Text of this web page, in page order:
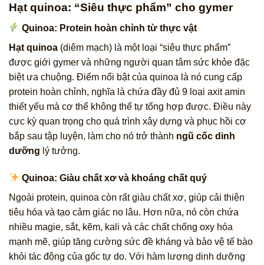
Hạt quinoa: “Siêu thực phẩm” cho gymer
Quinoa: Protein hoàn chỉnh từ thực vật
Hạt quinoa (diêm mạch) là một loại “siêu thực phẩm”
được giới gymer và những người quan tâm sức khỏe đặc
biệt ưa chuộng. Điểm nổi bật của quinoa là nó cung cấp
protein hoàn chỉnh, nghĩa là chứa đầy đủ 9 loại axit amin
thiết yếu mà cơ thể không thể tự tổng hợp được. Điều này
cực kỳ quan trọng cho quá trình xây dựng và phục hồi cơ
bắp sau tập luyện, làm cho nó trở thành ngũ cốc dinh
dưỡng lý tưởng.
Quinoa: Giàu chất xơ và khoáng chất quý
Ngoài protein, quinoa còn rất giàu chất xơ, giúp cải thiện
tiêu hóa và tạo cảm giác no lâu. Hơn nữa, nó còn chứa
nhiều magie, sắt, kẽm, kali và các chất chống oxy hóa
mạnh mẽ, giúp tăng cường sức đề kháng và bảo vệ tế bào
khỏi tác động của gốc tự do. Với hàm lượng dinh dưỡng